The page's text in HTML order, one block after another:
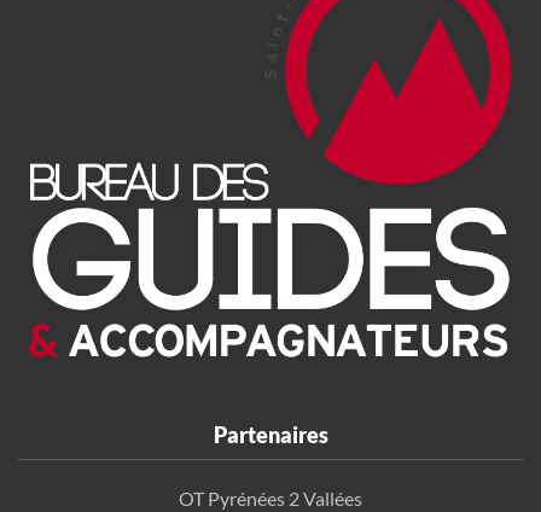
Partenaires
OT Pyrénées 2 Vallées